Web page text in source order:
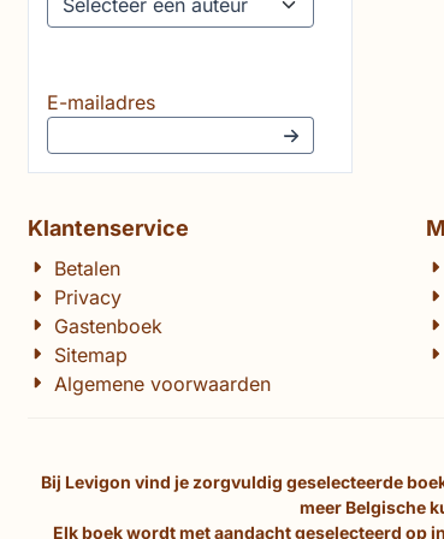
E-mailadresVul je e-mailadres in voor de
Klantenservice
Betalen
Privacy
Gastenboek
Sitemap
Algemene voorwaarden
Bij Levigon vind je zorgvuldig geselecteerde
meer Belgische
Elk boek wordt met aandacht geselecteerd